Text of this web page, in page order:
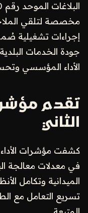
مخصصة لتلقي
إجراءات تشغيلية
جودة الخدمات
الأداء المؤسسي
تقدم
الثاني
كشفت مؤشرات
في معدلات معالجة
الميدانية وتكامل
تسريع التعامل مع